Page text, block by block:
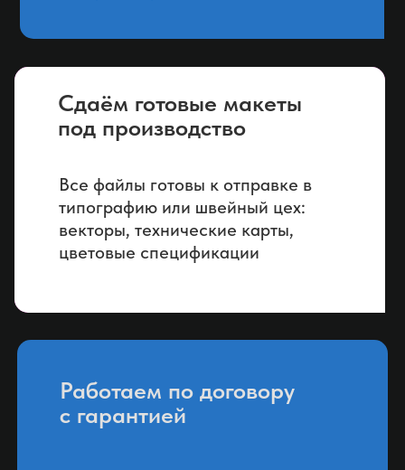
Все файлы готовы к отправке в
типографию или швейный цех:
векторы, технические карты,
цветовые спецификации
Сдаём готовые макеты
под производство
Работаем по договору
с гарантией